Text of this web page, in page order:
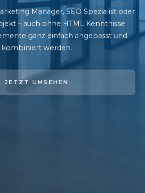
Manager, SEO Spezialist oder
– auch ohne HTML Kenntnisse
ganz einfach angepasst und
kombiniert werden.
JETZT UMSEHEN